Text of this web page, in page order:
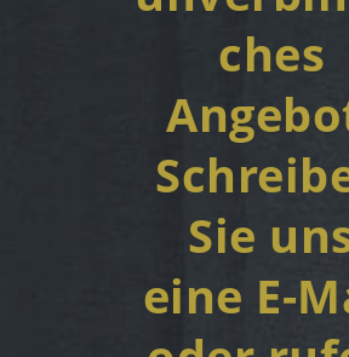
ches
Sie
eine E-